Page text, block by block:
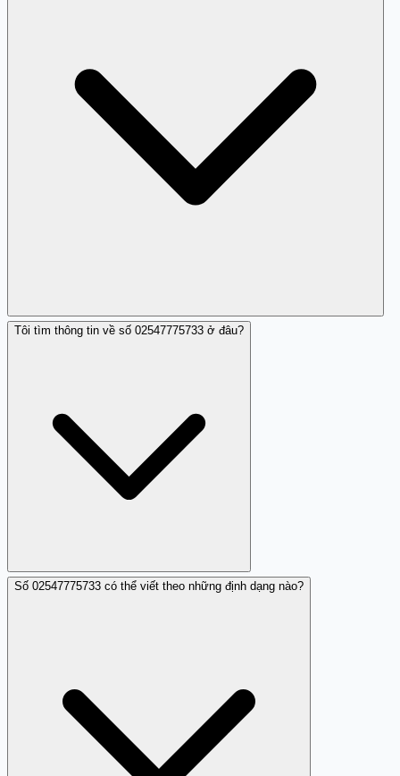
Có, nhiều người đã xác định đây là số lừa đảo.
Tôi tìm thông tin về số 02547775733 ở đâu?
Bạn có thể tìm kiếm thông tin về số này tránh qua Trang
Số 02547775733 có thể viết theo những định dạng nào?